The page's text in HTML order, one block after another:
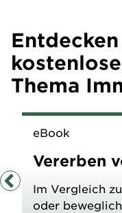
Thema
eBook
Vererben
Im Vergleich
oder